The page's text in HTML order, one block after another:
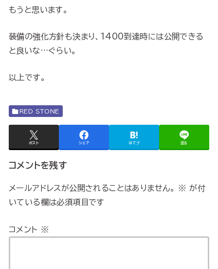
もうと思います。
装備の強化方針も決まり、1400到達時には公開できる
と良いな…ぐらい。
以上です。
RED STONE
ポスト シェア はてブ 送る
コメントを残す
メールアドレスが公開されることはありません。 ※ が付
いている欄は必須項目です
コメント ※